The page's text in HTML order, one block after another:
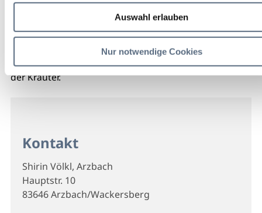
Auswahl erlauben
Nur notwendige Cookies
Die Arzbacher Kräuterpädagogin zeigt Ihnen die Welt
der Kräuter.
Kontakt
Shirin Völkl, Arzbach
Hauptstr. 10
83646 Arzbach/Wackersberg